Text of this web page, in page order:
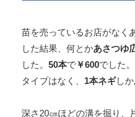
苗を売っているお店がなく
した結果、何とかあさつゆ
した。 50本で￥600でした
タイプはなく、 1本ネギしか
深さ20㎝ほどの溝を掘り、